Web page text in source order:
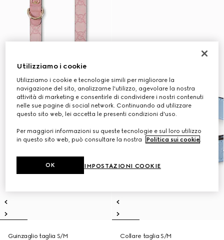
Guinzaglio taglia S/M
Collare taglia S/M
Utilizziamo i cookie
Utilizziamo i cookie e tecnologie simili per migliorare la
navigazione del sito, analizzarne l'utilizzo, agevolare la nostra
attività di marketing e consentirle di condividere i nostri contenuti
nelle sue pagine di social network. Continuando ad utilizzare
questo sito web, lei accetta le presenti condizioni d'uso.
Per maggiori informazioni su queste tecnologie e sul loro utilizzo
in questo sito web, può consultare la nostra
Politica sui cookie.
IMPOSTAZIONI COOKIE
OK